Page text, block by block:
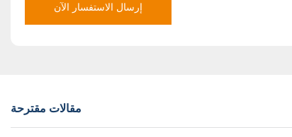
إرسال الاستفسار الآن
مقالات مقترحة